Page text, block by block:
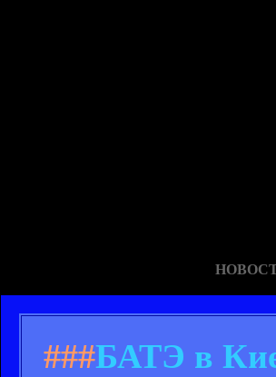
###БАТЭ в